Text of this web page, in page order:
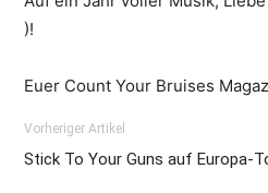
)!
Euer Count Your Bruises
Vorheriger Artikel
Stick To Your Guns auf Europa-